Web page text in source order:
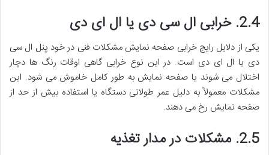
2.4. خرابی ال سی دی یا ال ای دی
یکی از دلایل رایج خرابی صفحه نمایش مشکلات فنی در خود پنل ال سی
دی یا ال ای دی است. در این نوع خرابی گاهی اوقات رنگ ها دچار
اختلال می شوند یا صفحه نمایش به طور کامل خاموش می شود. این
مشکلات معمولاً به دلیل عمر طولانی دستگاه یا استفاده بیش از حد از
صفحه نمایش رخ می دهند.
2.5. مشکلات در مدار تغذیه